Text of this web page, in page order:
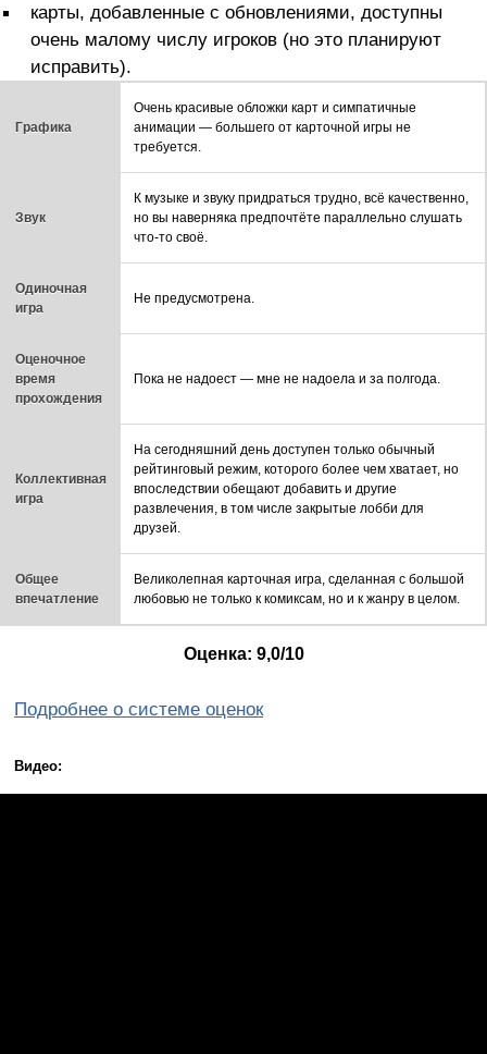
карты, добавленные с обновлениями, доступны
очень малому числу игроков (но это планируют
исправить).
Графика
Очень красивые обложки карт и симпатичные
анимации — большего от карточной игры не
требуется.
Звук
К музыке и звуку придраться трудно, всё качественно,
но вы наверняка предпочтёте параллельно слушать
что-то своё.
Одиночная
игра
Не предусмотрена.
Оценочное
время
прохождения
Пока не надоест — мне не надоела и за полгода.
Коллективная
игра
На сегодняшний день доступен только обычный
рейтинговый режим, которого более чем хватает, но
впоследствии обещают добавить и другие
развлечения, в том числе закрытые лобби для
друзей.
Общее
впечатление
Великолепная карточная игра, сделанная с большой
любовью не только к комиксам, но и к жанру в целом.
Оценка: 9,0/10
Подробнее о системе оценок
Видео: